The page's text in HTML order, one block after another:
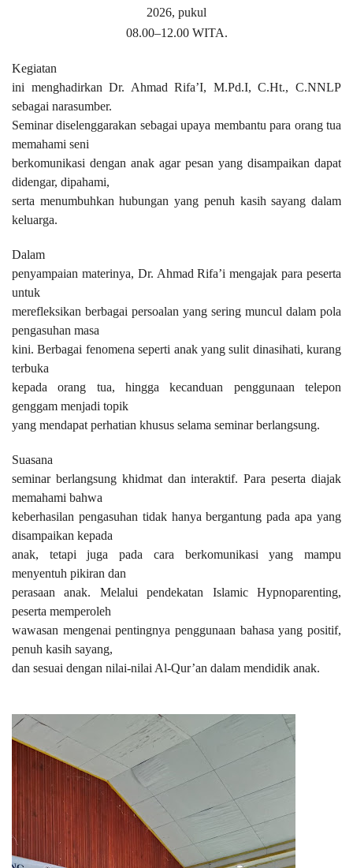
2026, pukul
08.00–12.00 WITA.
Kegiatan
ini menghadirkan Dr. Ahmad Rifa’I, M.Pd.I, C.Ht., C.NNLP
sebagai narasumber.
Seminar diselenggarakan sebagai upaya membantu para orang tua
memahami seni
berkomunikasi dengan anak agar pesan yang disampaikan dapat
didengar, dipahami,
serta menumbuhkan hubungan yang penuh kasih sayang dalam
keluarga.
Dalam
penyampaian materinya, Dr. Ahmad Rifa’i mengajak para peserta
untuk
merefleksikan berbagai persoalan yang sering muncul dalam pola
pengasuhan masa
kini. Berbagai fenomena seperti anak yang sulit dinasihati, kurang
terbuka
kepada orang tua, hingga kecanduan penggunaan telepon
genggam menjadi topik
yang mendapat perhatian khusus selama seminar berlangsung.
Suasana
seminar berlangsung khidmat dan interaktif. Para peserta diajak
memahami bahwa
keberhasilan pengasuhan tidak hanya bergantung pada apa yang
disampaikan kepada
anak, tetapi juga pada cara berkomunikasi yang mampu
menyentuh pikiran dan
perasaan anak. Melalui pendekatan Islamic Hypnoparenting,
peserta memperoleh
wawasan mengenai pentingnya penggunaan bahasa yang positif,
penuh kasih sayang,
dan sesuai dengan nilai-nilai Al-Qur’an dalam mendidik anak.